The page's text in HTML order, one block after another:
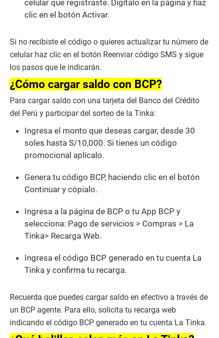
celular que registraste. Digítalo en la página y haz
clic en el botón Activar.
Si no recibiste el código o quieres actualizar tu número de
celular haz clic en el botón Reenviar código SMS y sigue
los pasos que le indicarán.
¿Cómo cargar saldo con BCP?
Para cargar saldo con una tarjeta del Banco del Crédito
del Perú y participar del sorteo de la Tinka:
Ingresa el monto que deseas cargar, desde 30
soles hasta S/10,000. Si tienes un código
promocional aplícalo.
Genera tu código BCP, haciendo clic en el botón
Continuar y cópialo.
Ingresa a la página de BCP o tu App BCP y
selecciona: Pago de servicios > Compras > La
Tinka> Recarga Web.
Ingresa el código BCP generado en tu cuenta La
Tinka y confirma tu recarga.
Recuerda que puedes cargar saldo en efectivo a través de
un BCP agente. Para ello, solicita tu recarga web
indicando el código BCP generado en tu cuenta La Tinka.